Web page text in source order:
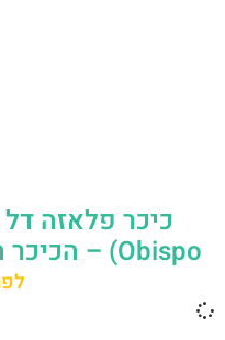
Obispo) – הכיכר המפורסמת של מלאגה